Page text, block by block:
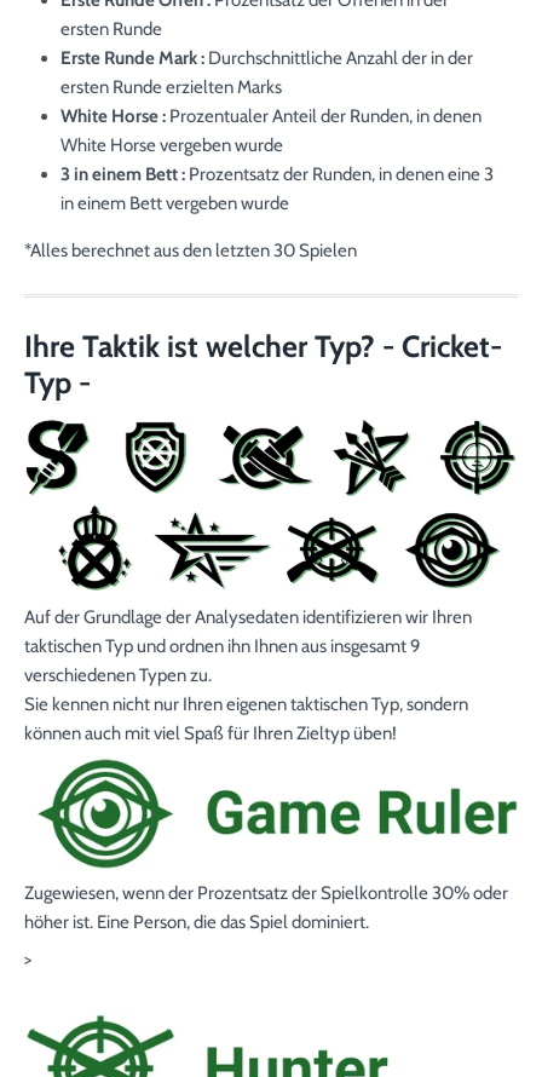
ersten Runde
Erste Runde Mark : Durchschnittliche Anzahl der in der
ersten Runde erzielten Marks
White Horse : Prozentualer Anteil der Runden, in denen
White Horse vergeben wurde
3 in einem Bett : Prozentsatz der Runden, in denen eine 3
in einem Bett vergeben wurde
*Alles berechnet aus den letzten 30 Spielen
Ihre Taktik ist welcher Typ? - Cricket-
Typ -
Auf der Grundlage der Analysedaten identifizieren wir Ihren
taktischen Typ und ordnen ihn Ihnen aus insgesamt 9
verschiedenen Typen zu.
Sie kennen nicht nur Ihren eigenen taktischen Typ, sondern
können auch mit viel Spaß für Ihren Zieltyp üben!
Zugewiesen, wenn der Prozentsatz der Spielkontrolle30%oder
höher ist. Eine Person, die das Spiel dominiert.
>